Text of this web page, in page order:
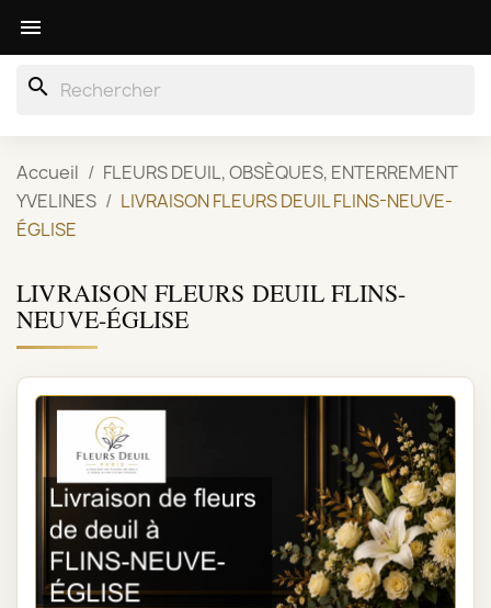

search
Accueil
FLEURS DEUIL, OBSÈQUES, ENTERREMENT
YVELINES
LIVRAISON FLEURS DEUIL FLINS-NEUVE-
ÉGLISE
LIVRAISON FLEURS DEUIL FLINS-
NEUVE-ÉGLISE